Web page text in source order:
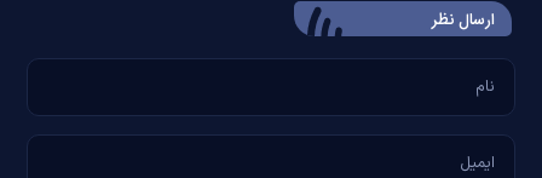
ارسال‌ نظر